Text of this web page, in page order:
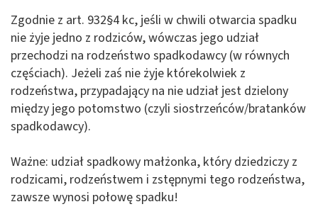
Zgodnie z art. 932§4 kc, jeśli w chwili otwarcia spadku
nie żyje jedno z rodziców, wówczas jego udział
przechodzi na rodzeństwo spadkodawcy (w równych
częściach). Jeżeli zaś nie żyje którekolwiek z
rodzeństwa, przypadający na nie udział jest dzielony
między jego potomstwo (czyli siostrzeńców/bratanków
spadkodawcy).
Ważne: udział spadkowy małżonka, który dziedziczy z
rodzicami, rodzeństwem i zstępnymi tego rodzeństwa,
zawsze wynosi połowę spadku!